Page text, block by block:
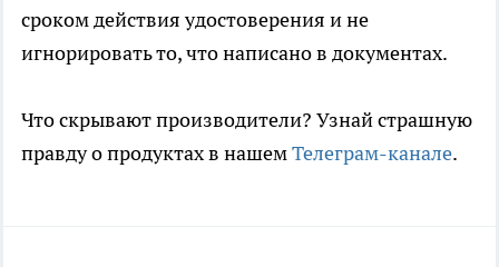
сроком действия удостоверения и не
игнорировать то, что написано в документах.
Что скрывают производители? Узнай страшную
правду о продуктах в нашемТелеграм-канале.